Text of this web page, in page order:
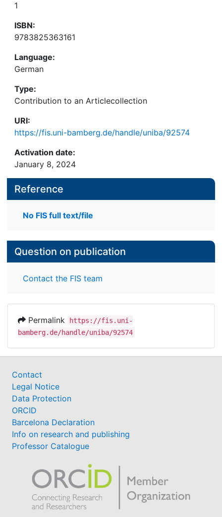
1
ISBN:
9783825363161
Language:
German
Type:
Contribution to an Articlecollection
URI:
https://fis.uni-bamberg.de/handle/uniba/92574
Activation date:
January 8, 2024
Reference
No FIS full text/file
Question on publication
Contact the FIS team
Permalink
https://fis.uni-
bamberg.de/handle/uniba/92574
Contact
Legal Notice
Data Protection
ORCID
Barcelona Declaration
Info on research and publishing
Professor Catalogue